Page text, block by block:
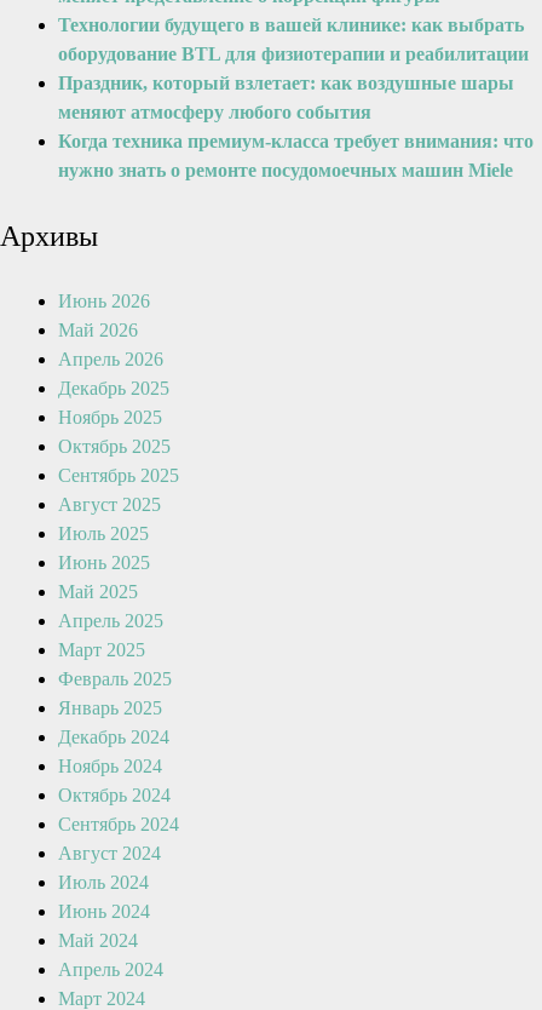
Технологии будущего в вашей клинике: как выбрать
оборудование BTL для физиотерапии и реабилитации
Праздник, который взлетает: как воздушные шары
меняют атмосферу любого события
Когда техника премиум-класса требует внимания: что
нужно знать о ремонте посудомоечных машин Miele
Архивы
Июнь 2026
Май 2026
Апрель 2026
Декабрь 2025
Ноябрь 2025
Октябрь 2025
Сентябрь 2025
Август 2025
Июль 2025
Июнь 2025
Май 2025
Апрель 2025
Март 2025
Февраль 2025
Январь 2025
Декабрь 2024
Ноябрь 2024
Октябрь 2024
Сентябрь 2024
Август 2024
Июль 2024
Июнь 2024
Май 2024
Апрель 2024
Март 2024